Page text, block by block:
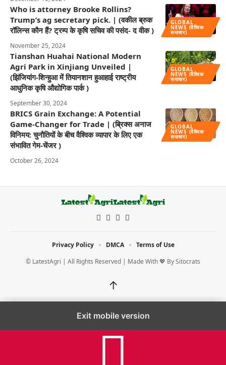
GLOBAL
NEWS (वैश्विक
समाचार)
Who is attorney Brooke Rollins?
Trump’s ag secretary pick. | (वकील ब्रुक
रॉलिन्स कौन हैं? ट्रम्प के कृषि सचिव की पसंद- द वीक )
November 25, 2024
GLOBAL
NEWS (वैश्विक
समाचार)
Tianshan Huahai National Modern
Agri Park in Xinjiang Unveiled |
(झिंजियांग-शिन्हुआ में तियानशान हुआहाई राष्ट्रीय
आधुनिक कृषि औद्योगिक पार्क )
September 30, 2024
GLOBAL
NEWS (वैश्विक
समाचार)
BRICS Grain Exchange: A Potential
Game-Changer for Trade | (ब्रिक्स अनाज
विनिमय: चुनौतियों के बीच वैश्विक व्यापार के लिए एक
संभावित गेम-चेंजर )
October 26, 2024
© LatestAgri | All Rights Reserved | Made With 💖 BySitocrats
Privacy Policy DMCA Terms of Use
↑
Exit mobile version